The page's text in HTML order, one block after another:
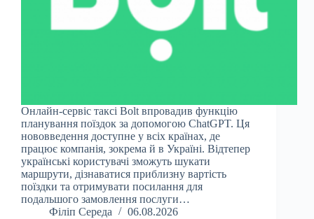
Онлайн-сервіс таксі Bolt впровадив функцію
планування поїздок за допомогою ChatGPT. Ця
нововведення доступне у всіх країнах, де
працює компанія, зокрема й в Україні. Відтепер
українські користувачі зможуть шукати
маршрути, дізнаватися приблизну вартість
поїздки та отримувати посилання для
подальшого замовлення послуги…
Філіп Середа
06.08.2026